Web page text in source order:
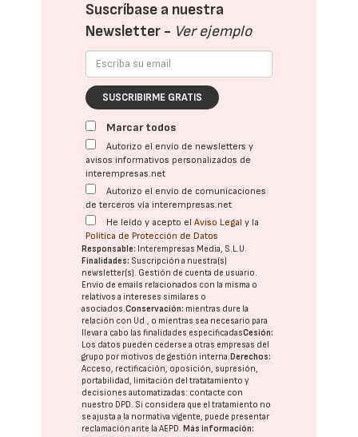
Suscríbase a nuestra
Newsletter - Ver ejemplo
SUSCRIBIRME GRATIS
Marcar todos
Autorizo el envío de newsletters y
avisos informativos personalizados de
interempresas.net
Autorizo el envío de comunicaciones
de terceros vía interempresas.net
He leído y acepto elAviso Legal y la
Política de Protección de Datos
Responsable: Interempresas Media, S.L.U.
Finalidades: Suscripción a nuestra(s)
newsletter(s). Gestión de cuenta de usuario.
Envío de emails relacionados con la misma o
relativos a intereses similares o
asociados.Conservación: mientras dure la
relación con Ud., o mientras sea necesario para
llevar a cabo las finalidades especificadasCesión:
Los datos pueden cederse a otras empresas del
grupo por motivos de gestión interna.Derechos:
Acceso, rectificación, oposición, supresión,
portabilidad, limitación del tratatamiento y
decisiones automatizadas: contacte con
nuestro DPD. Si considera que el tratamiento no
se ajusta a la normativa vigente, puede presentar
reclamación ante laAEPD.Más información: